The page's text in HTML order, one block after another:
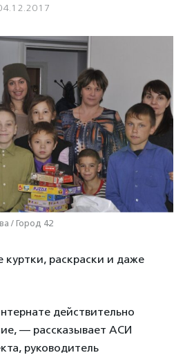
/ Город 42
раскраски и даже
действительно
— рассказывает АСИ
руководитель